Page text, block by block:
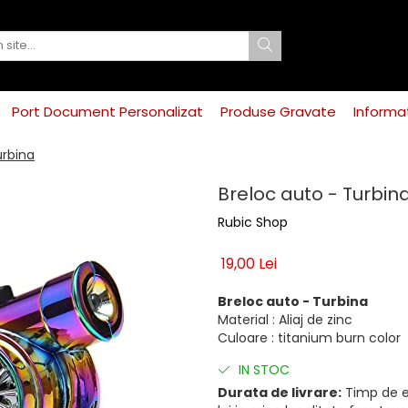
Port Document Personalizat Produse Gravate
Breloc auto -
Rubic Shop
19,00 Lei
Breloc auto - Turbina
Material : Aliaj de zinc
Culoare : titanium burn color
IN STOC
Durata de livrare: Timp de